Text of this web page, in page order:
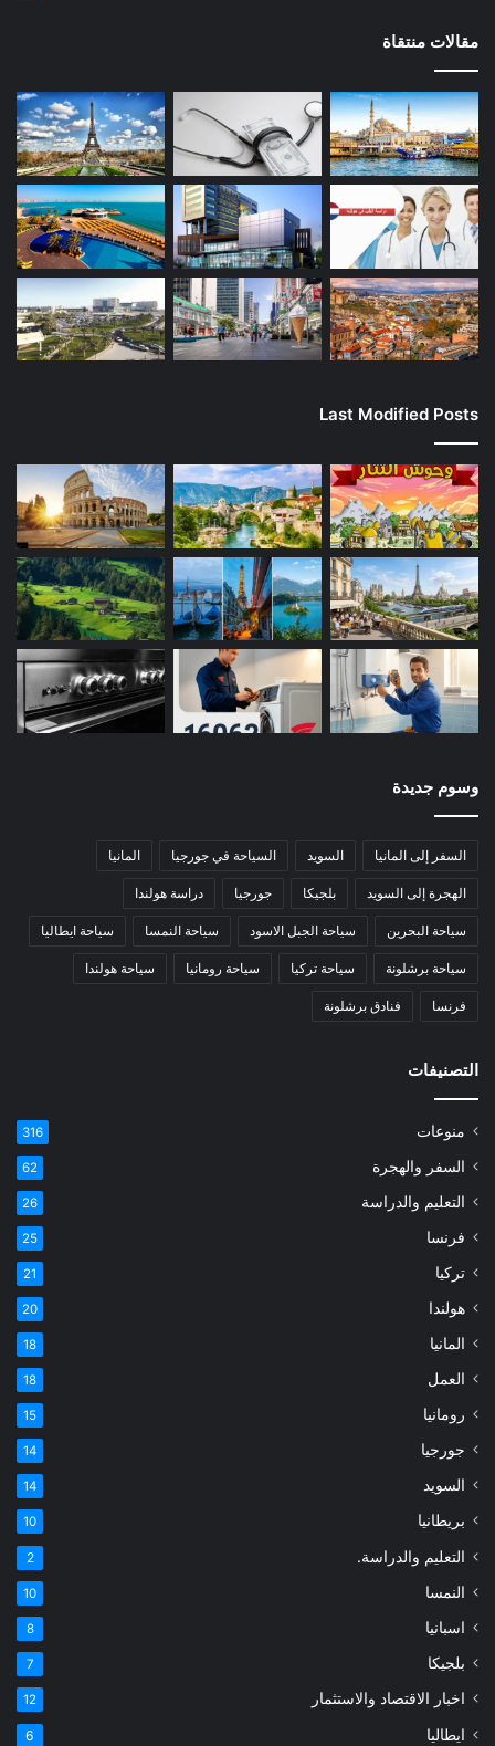
مقالات منتقاة
Last Modified Posts
وسوم جديدة
السفر إلى المانيا السويد السياحة في جورجيا المانيا
الهجرة إلى السويد بلجيكا جورجيا دراسة هولندا
سياحة البحرين سياحة الجبل الاسود سياحة النمسا سياحة ايطاليا
سياحة برشلونة سياحة تركيا سياحة رومانيا سياحة هولندا
فرنسا فنادق برشلونة
التصنيفات
منوعات 316
السفر والهجرة 62
التعليم والدراسة 26
فرنسا 25
تركيا 21
هولندا 20
المانيا 18
العمل 18
رومانيا 15
جورجيا 14
السويد 14
بريطانيا 10
التعليم والدراسة. 2
النمسا 10
اسبانيا 8
بلجيكا 7
اخبار الاقتصاد والاستثمار 12
ايطاليا 6